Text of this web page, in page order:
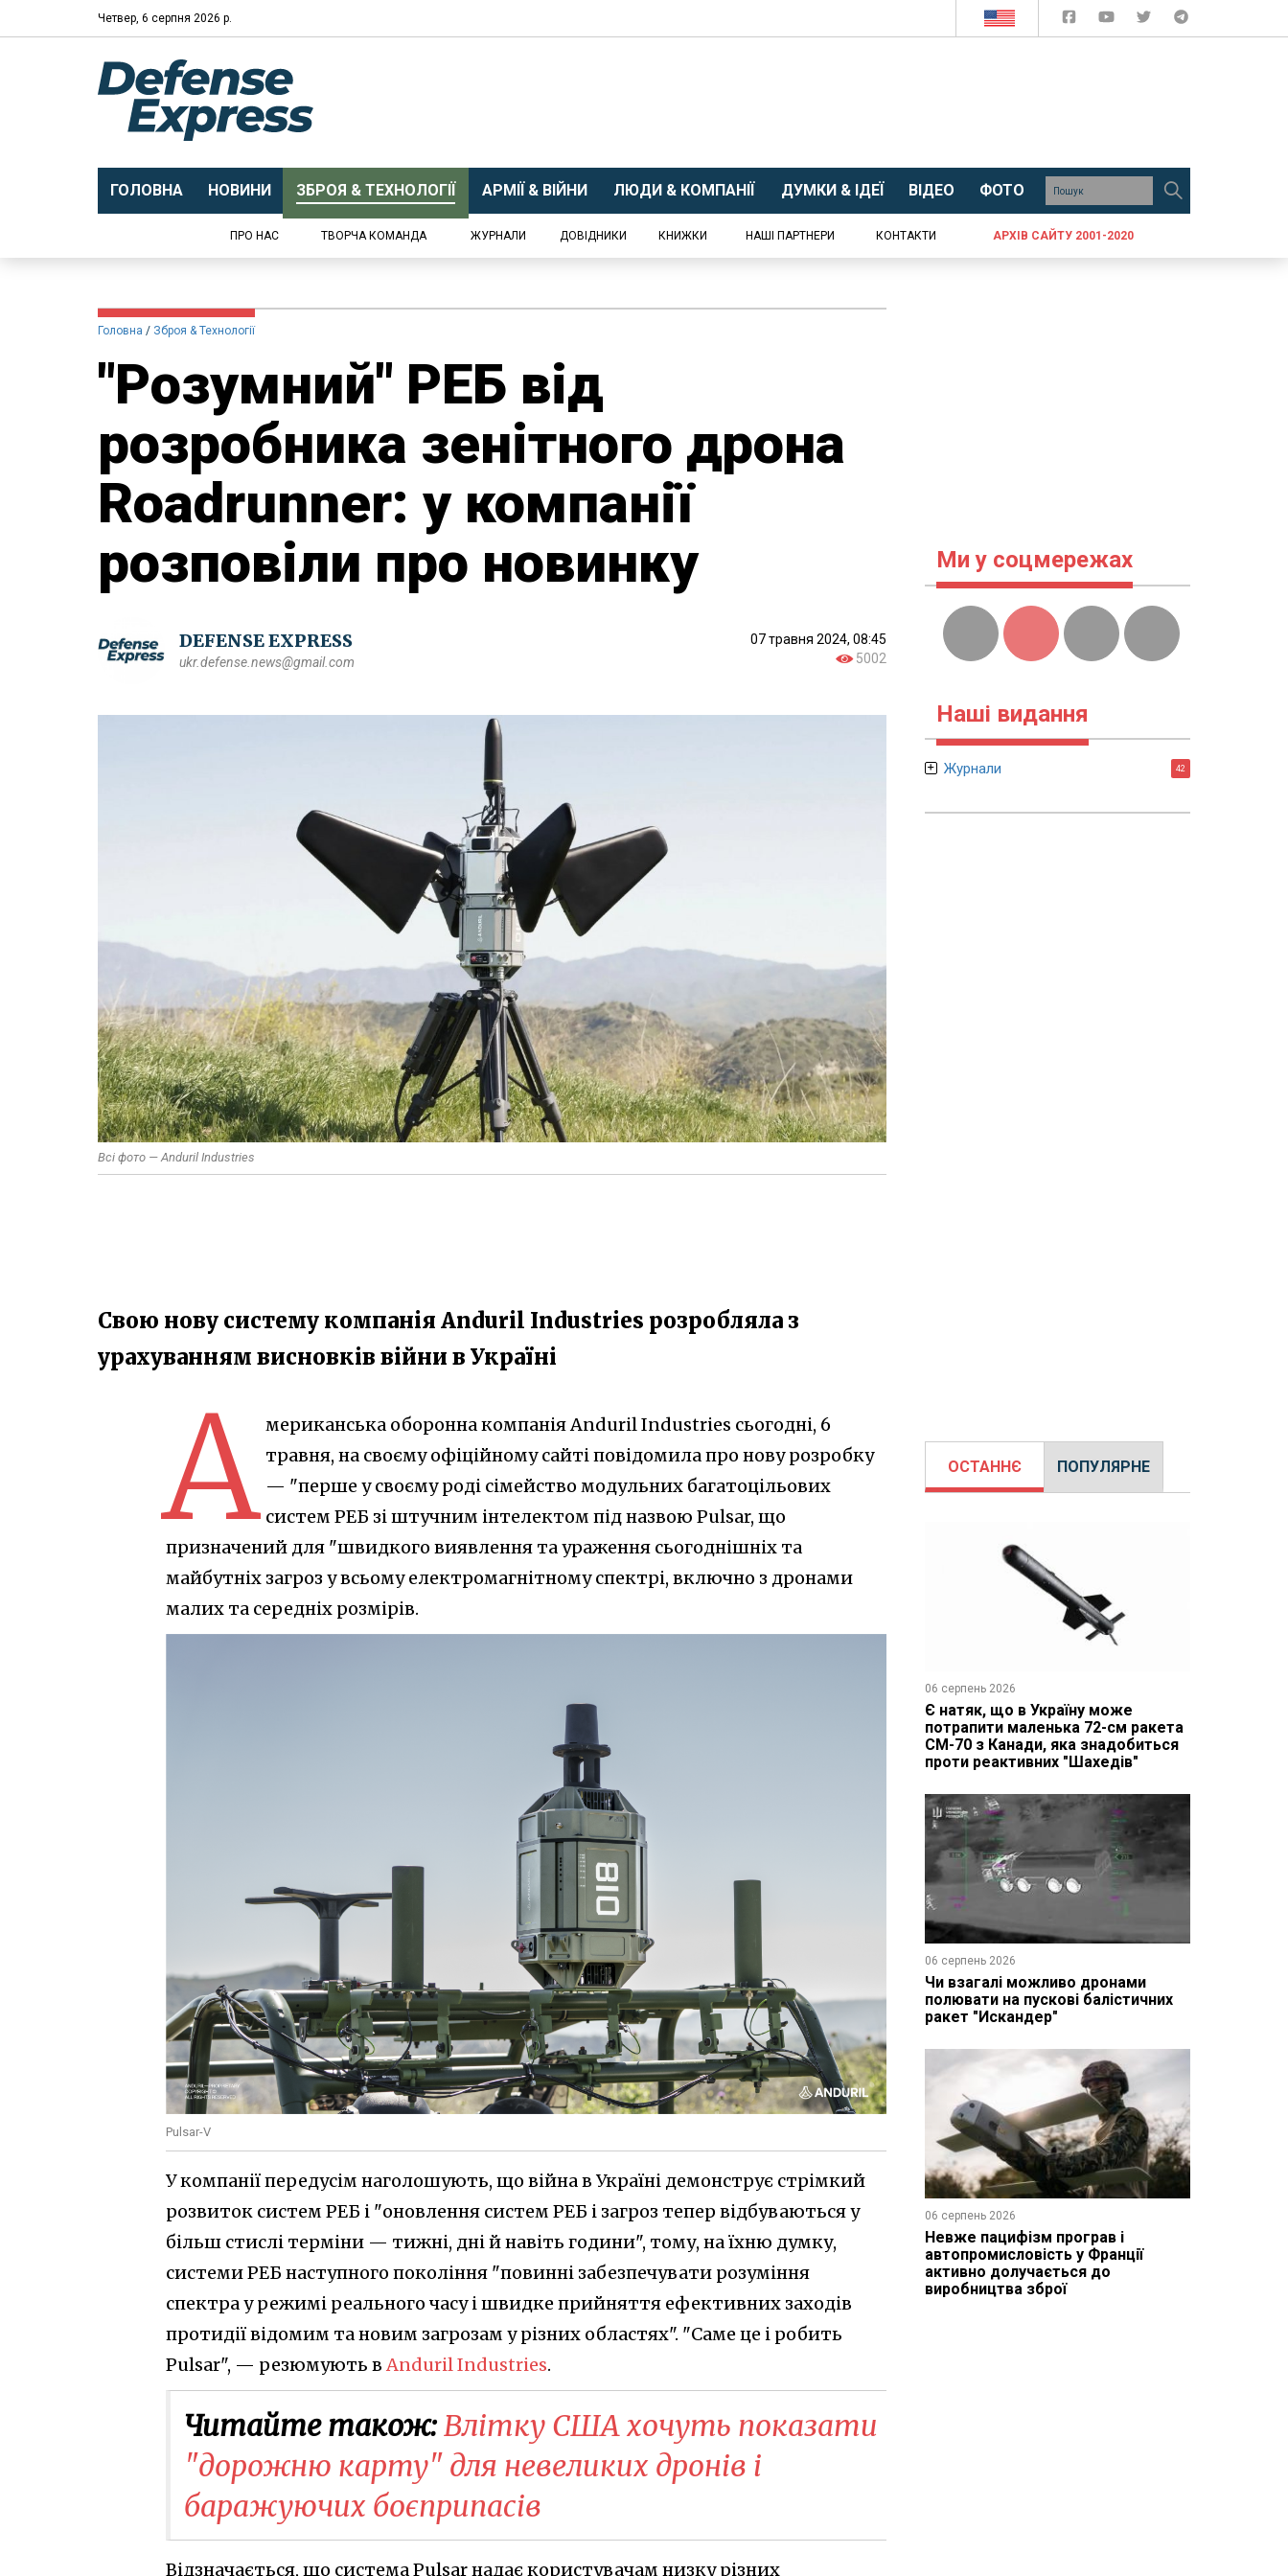
Четвер, 6 серпня 2026 р.
ГОЛОВНА НОВИНИ ЗБРОЯ & ТЕХНОЛОГІЇ АРМІЇ & ВІЙНИ ЛЮДИ & КОМПАНІЇ ДУМКИ & ІДЕЇ ВІДЕО ФОТО
ПРО НАС ТВОРЧА КОМАНДА ЖУРНАЛИ ДОВІДНИКИ КНИЖКИ НАШІ ПАРТНЕРИ КОНТАКТИ АРХІВ САЙТУ 2001-2020
Головна Зброя & Технології
"Розумний" РЕБ від
розробника зенітного дрона
Roadrunner: у компанії
розповіли про новинку
DEFENSE EXPRESS
ukr.defense.news@gmail.com
07 травня 2024, 08:45
5002
Всі фото — Anduril Industries
Свою нову систему компанія Anduril Industries розробляла з
урахуванням висновків війни в Україні
А мериканська оборонна компанія Anduril Industries сьогодні, 6
травня, на своєму офіційному сайті повідомила про нову розробку
— "перше у своєму роді сімейство модульних багатоцільових
систем РЕБ зі штучним інтелектом під назвою Pulsar, що
призначений для "швидкого виявлення та ураження сьогоднішніх та
майбутніх загроз у всьому електромагнітному спектрі, включно з дронами
малих та середніх розмірів.
Pulsar-V
У компанії передусім наголошують, що війна в Україні демонструє стрімкий
розвиток систем РЕБ і "оновлення систем РЕБ і загроз тепер відбуваються у
більш стислі терміни — тижні, дні й навіть години", тому, на їхню думку,
системи РЕБ наступного покоління "повинні забезпечувати розуміння
спектра у режимі реального часу і швидке прийняття ефективних заходів
протидії відомим та новим загрозам у різних областях". "Саме це і робить
Pulsar", — резюмують в Anduril Industries.
Читайте також:Влітку США хочуть показати
"дорожню карту" для невеликих дронів і
баражуючих боєприпасів
Відзначається, що система Pulsar надає користувачам низку різних
Ми у соцмережах
Наші видання
Журнали 42
ОСТАННЄ ПОПУЛЯРНЕ
06 серпень 2026
Є натяк, що в Україну може
потрапити маленька 72-см ракета
CM-70 з Канади, яка знадобиться
проти реактивних "Шахедів"
06 серпень 2026
Чи взагалі можливо дронами
полювати на пускові балістичних
ракет "Искандер"
06 серпень 2026
Невже пацифізм програв і
автопромисловість у Франції
активно долучається до
виробництва зброї